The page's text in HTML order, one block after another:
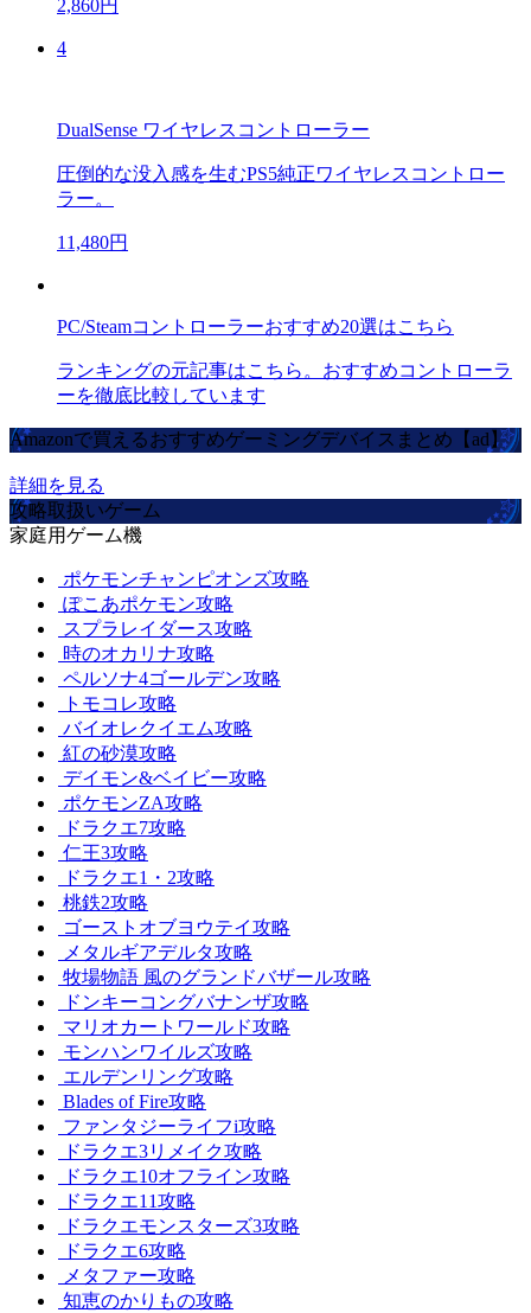
2,860円
4
DualSense ワイヤレスコントローラー
圧倒的な没入感を生むPS5純正ワイヤレスコントロー
ラー。
11,480円
PC/Steamコントローラーおすすめ20選はこちら
ランキングの元記事はこちら。おすすめコントローラ
ーを徹底比較しています
Amazonで買えるおすすめゲーミングデバイスまとめ【ad】
詳細を見る
攻略取扱いゲーム
家庭用ゲーム機
ポケモンチャンピオンズ攻略
ぽこあポケモン攻略
スプラレイダース攻略
時のオカリナ攻略
ペルソナ4ゴールデン攻略
トモコレ攻略
バイオレクイエム攻略
紅の砂漠攻略
デイモン&ベイビー攻略
ポケモンZA攻略
ドラクエ7攻略
仁王3攻略
ドラクエ1・2攻略
桃鉄2攻略
ゴーストオブヨウテイ攻略
メタルギアデルタ攻略
牧場物語 風のグランドバザール攻略
ドンキーコングバナンザ攻略
マリオカートワールド攻略
モンハンワイルズ攻略
エルデンリング攻略
Blades of Fire攻略
ファンタジーライフi攻略
ドラクエ3リメイク攻略
ドラクエ10オフライン攻略
ドラクエ11攻略
ドラクエモンスターズ3攻略
ドラクエ6攻略
メタファー攻略
知恵のかりもの攻略